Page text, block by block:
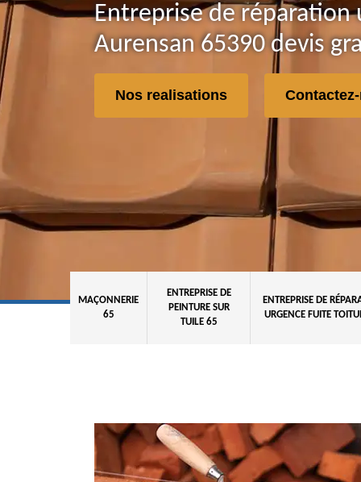
Entreprise de
Aurensan 65390 devis
Nos realisations
MAÇONNERIE
65
ENTREPRISE DE
PEINTURE SUR
TUILE 65
ENTREPRISE DE
URGENCE FUITE